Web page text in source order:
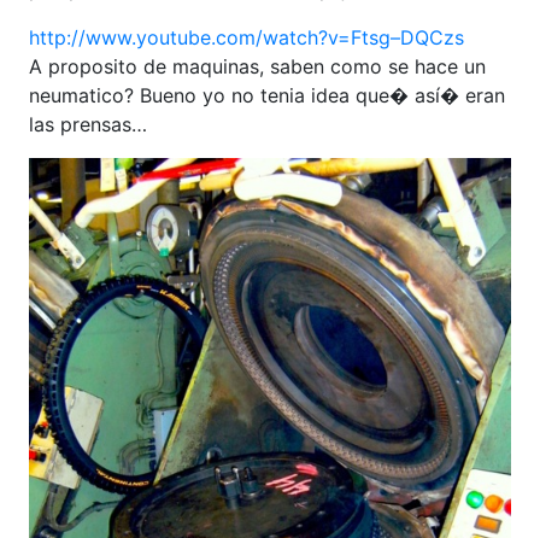
http://www.youtube.com/watch?v=Ftsg–DQCzs
A proposito de maquinas, saben como se hace un
neumatico? Bueno yo no tenia idea que� así� eran
las prensas…